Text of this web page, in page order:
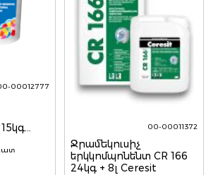
00012777
00-00011372
Ջրամեկուսիչ
երկկոմպոնենտ CR 166
24կգ + 8լ Ceresit